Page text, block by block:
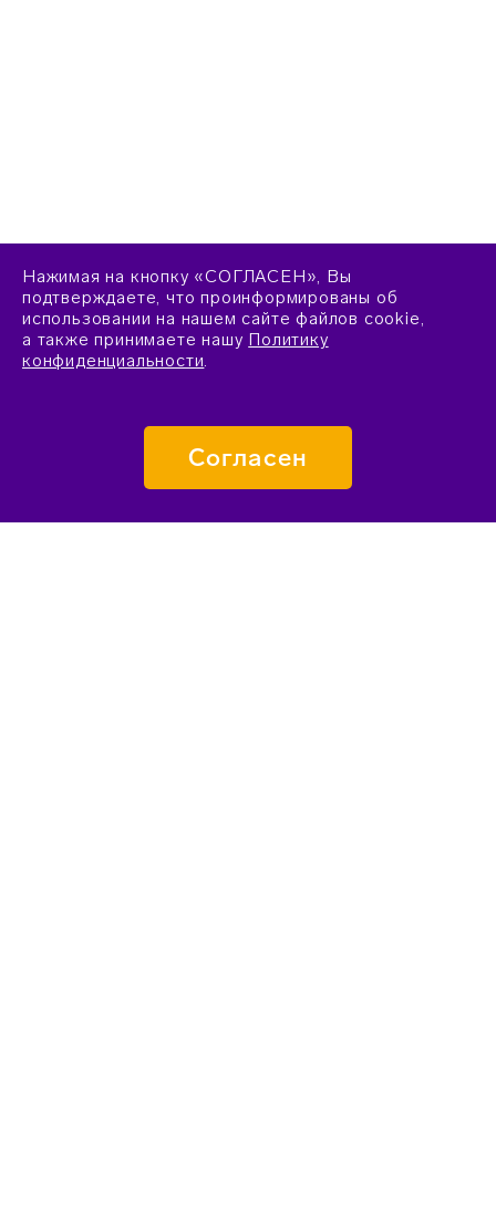
Нажимая на кнопку «СОГЛАСЕН», Вы
подтверждаете, что проинформированы об
использовании на нашем сайте файлов cookie,
а также принимаете нашу Политику
конфиденциальности.
Согласен